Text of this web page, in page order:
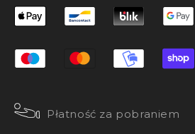
Płatność za pobraniem